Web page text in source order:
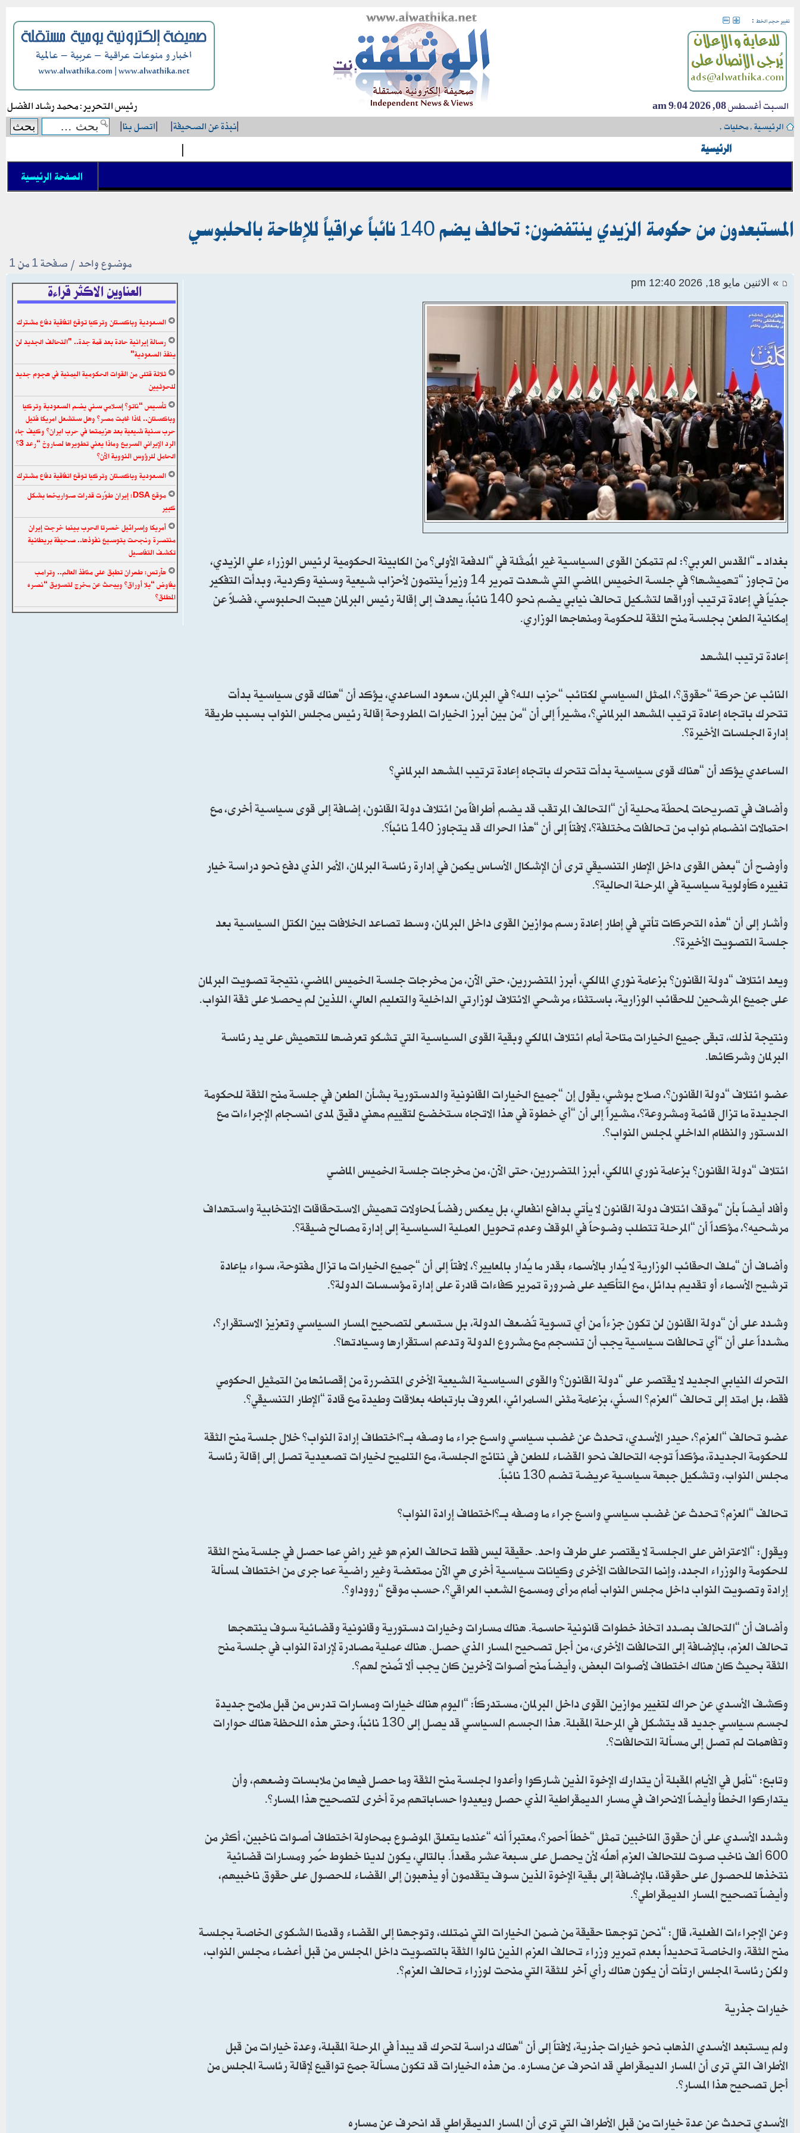
تغيير حجم الخط :
السبت أغسطس 08, 2026 9:04 am رئيس التحرير: محمد رشاد الفضل
الرئيسية›محليات›
|نبذة عن الصحيفة|
|اتصل بنا|
الرئيسية |
الصفحة الرئيسية
المستبعدون من حكومة الزيدي ينتفضون: تحالف يضم 140 نائباً عراقياً للإطاحة بالحلبوسي
موضوع واحد • صفحة1من1
» الاثنين مايو 18, 2026 12:40 pm
بغداد ـ “القدس العربي”: لم تتمكن القوى السياسية غير المُمثّلة في “الدفعة الأولى” من الكابينة الحكومية لرئيس الوزراء علي الزيدي،
من تجاوز “تهميشها” في جلسة الخميس الماضي التي شهدت تمرير 14 وزيراً ينتمون لأحزاب شيعية وسنية وكردية، وبدأت التفكير
جدّياً في إعادة ترتيب أوراقها لتشكيل تحالف نيابي يضم نحو 140 نائباً، يهدف إلى إقالة رئيس البرلمان هيبت الحلبوسي، فضلاً عن
إمكانية الطعن بجلسة منح الثقة للحكومة ومنهاجها الوزاري.
إعادة ترتيب المشهد
النائب عن حركة “حقوق”، الممثل السياسي لكتائب “حزب الله” في البرلمان، سعود الساعدي، يؤكد أن “هناك قوى سياسية بدأت
تتحرك باتجاه إعادة ترتيب المشهد البرلماني”، مشيراً إلى أن “من بين أبرز الخيارات المطروحة إقالة رئيس مجلس النواب بسبب طريقة
إدارة الجلسات الأخيرة”.
الساعدي يؤكد أن “هناك قوى سياسية بدأت تتحرك باتجاه إعادة ترتيب المشهد البرلماني”
وأضاف في تصريحات لمحطّة محلية أن “التحالف المرتقب قد يضم أطرافاً من ائتلاف دولة القانون، إضافة إلى قوى سياسية أخرى، مع
احتمالات انضمام نواب من تحالفات مختلفة”، لافتاً إلى أن “هذا الحراك قد يتجاوز 140 نائباً”.
وأوضح أن “بعض القوى داخل الإطار التنسيقي ترى أن الإشكال الأساس يكمن في إدارة رئاسة البرلمان، الأمر الذي دفع نحو دراسة خيار
تغييره كأولوية سياسية في المرحلة الحالية”.
وأشار إلى أن “هذه التحركات تأتي في إطار إعادة رسم موازين القوى داخل البرلمان، وسط تصاعد الخلافات بين الكتل السياسية بعد
جلسة التصويت الأخيرة”.
ويعد ائتلاف “دولة القانون” بزعامة نوري المالكي، أبرز المتضررين، حتى الآن، من مخرجات جلسة الخميس الماضي، نتيجة تصويت البرلمان
على جميع المرشحين للحقائب الوزارية، باستثناء مرشحي الائتلاف لوزارتي الداخلية والتعليم العالي، اللذين لم يحصلا على ثقة النواب.
ونتيجة لذلك، تبقى جميع الخيارات متاحة أمام ائتلاف المالكي وبقية القوى السياسية التي تشكو تعرضها للتهميش على يد رئاسة
البرلمان وشركائها.
عضو ائتلاف “دولة القانون”، صلاح بوشي، يقول إن “جميع الخيارات القانونية والدستورية بشأن الطعن في جلسة منح الثقة للحكومة
الجديدة ما تزال قائمة ومشروعة”، مشيراً إلى أن “أي خطوة في هذا الاتجاه ستخضع لتقييم مهني دقيق لمدى انسجام الإجراءات مع
الدستور والنظام الداخلي لمجلس النواب”.
ائتلاف “دولة القانون” بزعامة نوري المالكي، أبرز المتضررين، حتى الآن، من مخرجات جلسة الخميس الماضي
وأفاد أيضاً بأن “موقف ائتلاف دولة القانون لا يأتي بدافع انفعالي، بل يعكس رفضاً لمحاولات تهميش الاستحقاقات الانتخابية واستهداف
مرشحيه”، مؤكداً أن “المرحلة تتطلب وضوحاً في الموقف وعدم تحويل العملية السياسية إلى إدارة مصالح ضيقة”.
وأضاف أن “ملف الحقائب الوزارية لا يُدار بالأسماء بقدر ما يُدار بالمعايير”، لافتاً إلى أن “جميع الخيارات ما تزال مفتوحة، سواء بإعادة
ترشيح الأسماء أو تقديم بدائل، مع التأكيد على ضرورة تمرير كفاءات قادرة على إدارة مؤسسات الدولة”.
وشدد على أن “دولة القانون لن تكون جزءاً من أي تسوية تُضعف الدولة، بل ستسعى لتصحيح المسار السياسي وتعزيز الاستقرار”،
مشدداً على أن “أي تحالفات سياسية يجب أن تنسجم مع مشروع الدولة وتدعم استقرارها وسيادتها”.
التحرك النيابي الجديد لا يقتصر على “دولة القانون” والقوى السياسية الشيعية الأخرى المتضررة من إقصائها من التمثيل الحكومي
فقط، بل امتد إلى تحالف “العزم” السنّي، بزعامة مثنى السامرائي، المعروف بارتباطه بعلاقات وطيدة مع قادة “الإطار التنسيقي”.
عضو تحالف “العزم”، حيدر الأسدي، تحدث عن غضب سياسي واسع جراء ما وصفه بـ”اختطاف إرادة النواب” خلال جلسة منح الثقة
للحكومة الجديدة، مؤكداً توجه التحالف نحو القضاء للطعن في نتائج الجلسة، مع التلميح لخيارات تصعيدية تصل إلى إقالة رئاسة
مجلس النواب، وتشكيل جبهة سياسية عريضة تضم 130 نائباً.
تحالف “العزم” تحدث عن غضب سياسي واسع جراء ما وصفه بـ”اختطاف إرادة النواب”
ويقول: “الاعتراض على الجلسة لا يقتصر على طرف واحد. حقيقة ليس فقط تحالف العزم هو غير راضٍ عما حصل في جلسة منح الثقة
للحكومة والوزراء الجدد، وإنما التحالفات الأخرى وكيانات سياسية أخرى هي الآن ممتعضة وغير راضية عما جرى من اختطاف لمسألة
إرادة وتصويت النواب داخل مجلس النواب أمام مرأى ومسمع الشعب العراقي”، حسب موقع “رووداو”.
وأضاف أن “التحالف بصدد اتخاذ خطوات قانونية حاسمة. هناك مسارات وخيارات دستورية وقانونية وقضائية سوف ينتهجها
تحالف العزم، بالإضافة إلى التحالفات الأخرى، من أجل تصحيح المسار الذي حصل. هناك عملية مصادرة لإرادة النواب في جلسة منح
الثقة بحيث كان هناك اختطاف لأصوات البعض، وأيضاً منح أصوات لآخرين كان يجب ألا تُمنح لهم”.
وكشف الأسدي عن حراك لتغيير موازين القوى داخل البرلمان، مستدركاً: “اليوم هناك خيارات ومسارات تدرس من قبل ملامح جديدة
لجسم سياسي جديد قد يتشكل في المرحلة المقبلة. هذا الجسم السياسي قد يصل إلى 130 نائباً، وحتى هذه اللحظة هناك حوارات
وتفاهمات لم تصل إلى مسألة التحالفات”.
وتابع: “نأمل في الأيام المقبلة أن يتدارك الإخوة الذين شاركوا وأعدوا لجلسة منح الثقة وما حصل فيها من ملابسات وضعهم، وأن
يتداركوا الخطأ وأيضاً الانحراف في مسار الديمقراطية الذي حصل ويعيدوا حساباتهم مرة أخرى لتصحيح هذا المسار”.
وشدد الأسدي على أن حقوق الناخبين تمثل “خطاً أحمر”، معتبراً أنه “عندما يتعلق الموضوع بمحاولة اختطاف أصوات ناخبين، أكثر من
600 ألف ناخب صوت للتحالف العزم أهلُه لأن يحصل على سبعة عشر مقعداً. بالتالي، يكون لدينا خطوط حُمر ومسارات قضائية
نتخذها للحصول على حقوقنا، بالإضافة إلى بقية الإخوة الذين سوف يتقدمون أو يذهبون إلى القضاء للحصول على حقوق ناخبيهم،
وأيضاً تصحيح المسار الديمقراطي”.
وعن الإجراءات الفعلية، قال: “نحن توجهنا حقيقة من ضمن الخيارات التي نمتلك، وتوجهنا إلى القضاء وقدمنا الشكوى الخاصة بجلسة
منح الثقة، والخاصة تحديداً بعدم تمرير وزراء تحالف العزم الذين نالوا الثقة بالتصويت داخل المجلس من قبل أعضاء مجلس النواب،
ولكن رئاسة المجلس ارتأت أن يكون هناك رأي آخر للثقة التي منحت لوزراء تحالف العزم”.
خيارات جذرية
ولم يستبعد الأسدي الذهاب نحو خيارات جذرية، لافتاً إلى أن “هناك دراسة لتحرك قد يبدأ في المرحلة المقبلة، وعدة خيارات من قبل
الأطراف التي ترى أن المسار الديمقراطي قد انحرف عن مساره. من هذه الخيارات قد تكون مسألة جمع تواقيع لإقالة رئاسة المجلس من
أجل تصحيح هذا المسار”.
الأسدي تحدث عن عدة خيارات من قبل الأطراف التي ترى أن المسار الديمقراطي قد انحرف عن مساره
العناوين الاكثر قراءة
السعودية وباكستان وتركيا توقع اتفاقية دفاع مشترك
رسالة إيرانية حادة بعد قمة جدة.. "التحالف الجديد لن
ينقذ السعودية"
ثلاثة قتلى من القوات الحكومية اليمنية في هجوم جديد
للحوثيين
تأسيس “ناتو” إسلامي سني يضم السعودية وتركيا
وباكستان.. لماذا غابت مصر؟ وهل ستشعل امريكا فتيل
حرب سنية شيعية بعد هزيمتها في حرب ايران؟ وكيف جاء
الرد الإيراني السريع وماذا يعني تطويرها لصاروخ “رعد 3”
الحامل للرؤوس النووية الآن؟
السعودية وباكستان وتركيا توقع اتفاقية دفاع مشترك
موقع DSA: إيران طوّرت قدرات صواريخها بشكل
كبير
أمريكا وإسرائيل خسرتا الحرب بينما خرجت إيران
منتصرة ونجحت بتوسيع نفوذها.. صحيفة بريطانية
تكشف التفاصيل
هآرتس: طهران تطبق على منافذ العالم.. وترامب
يفاوض “بلا أوراق” ويبحث عن مخرج لتسويق “نصره
المطلق”